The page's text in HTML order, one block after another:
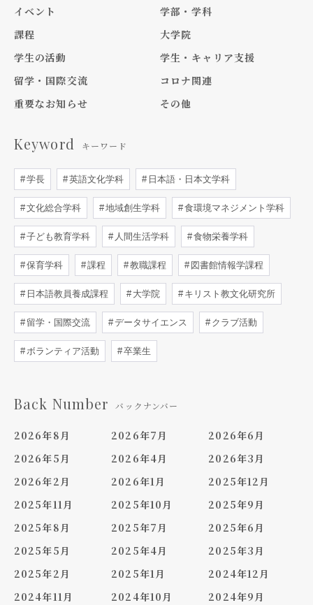
イベント
学部・学科
課程
大学院
学生の活動
学生・キャリア支援
留学・国際交流
コロナ関連
重要なお知らせ
その他
Keyword キーワード
学長 英語文化学科 日本語・日本文学科
文化総合学科 地域創生学科 食環境マネジメント学科
子ども教育学科 人間生活学科 食物栄養学科
保育学科 課程 教職課程 図書館情報学課程
日本語教員養成課程 大学院 キリスト教文化研究所
留学・国際交流 データサイエンス クラブ活動
ボランティア活動 卒業生
Back Number バックナンバー
2026年8月 2026年7月
2026年6月
2026年5月
2026年4月
2026年3月
2026年2月
2026年1月
2025年12月
2025年11月
2025年10月
2025年9月
2025年8月
2025年7月
2025年6月
2025年5月
2025年4月
2025年3月
2025年2月
2025年1月
2024年12月
2024年11月
2024年10月
2024年9月